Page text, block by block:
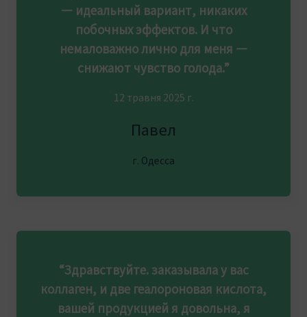
— идеальный вариант, никаких
побочных эффектов. И что
немаловажно лично для меня —
снижают чувство голода.”
12 травня 2025 г.
Павел
г. Одесса
“Здравствуйте. заказывала у вас
коллаген, и две геалороновая кислота,
вашей продукцией я довольна, я